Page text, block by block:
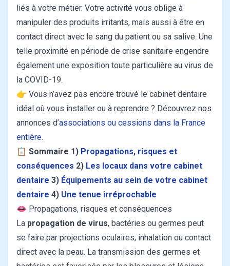
liés à votre métier. Votre activité vous oblige à
manipuler des produits irritants, mais aussi à être en
contact direct avec le sang du patient ou sa salive. Une
telle proximité en période de crise sanitaire engendre
également une exposition toute particulière au virus de
la COVID-19.
👉 Vous n’avez pas encore trouvé le cabinet dentaire
idéal où vous installer ou à reprendre ? Découvrez nos
annonces d’associations ou cessions dans la France
entière.
📋 Sommaire 1) Propagations, risques et
conséquences 2) Les locaux dans votre cabinet
dentaire 3) Équipements au sein de votre cabinet
dentaire 4) Une tenue irréprochable
👄 Propagations, risques et conséquences
La propagation de virus, bactéries ou germes peut
se faire par projections oculaires, inhalation ou contact
direct avec la peau. La transmission des germes et